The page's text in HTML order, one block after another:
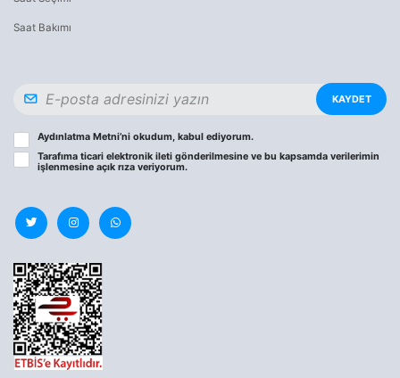
Saat Bakımı
KAYDET
Aydınlatma Metni’ni okudum, kabul ediyorum.
Tarafıma ticari elektronik ileti gönderilmesine ve bu kapsamda verilerimin
işlenmesine açık rıza veriyorum.